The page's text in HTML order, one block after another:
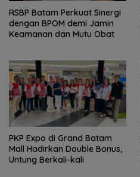
RSBP Batam Perkuat Sinergi
dengan BPOM demi Jamin
Keamanan dan Mutu Obat
PKP Expo di Grand Batam
Mall Hadirkan Double Bonus,
Untung Berkali-kali